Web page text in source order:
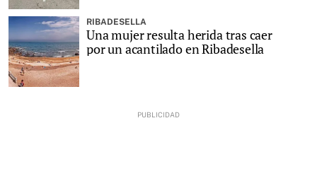
RIBADESELLA
Una mujer resulta herida tras caer
por un acantilado en Ribadesella